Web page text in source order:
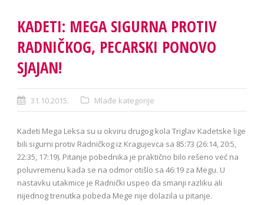
KADETI: MEGA SIGURNA PROTIV
RADNIČKOG, PECARSKI PONOVO
SJAJAN!
31.10.2015. Mlađe kategorije
Kadeti Mega Leksa su u okviru drugog kola Triglav Kadetske lige
bili sigurni protiv Radničkog iz Kragujevca sa 85:73 (26:14, 20:5,
22:35, 17:19). Pitanje pobednika je praktično bilo rešeno već na
poluvremenu kada se na odmor otišlo sa 46:19 za Megu. U
nastavku utakmice je Radnički uspeo da smanji razliku ali
nijednog trenutka pobeda Mege nije dolazila u pitanje.